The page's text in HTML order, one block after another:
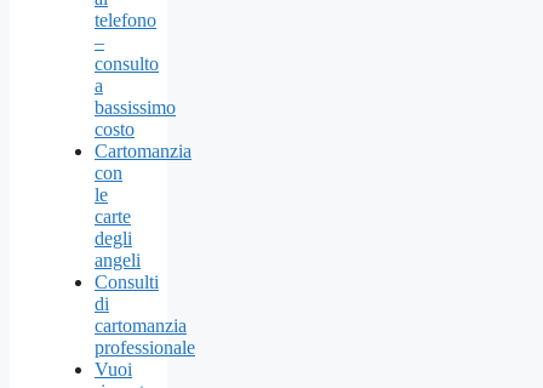
telefono
–
consulto
a
bassissimo
costo
Cartomanzia
con
le
carte
degli
angeli
Consulti
di
cartomanzia
professionale
Vuoi